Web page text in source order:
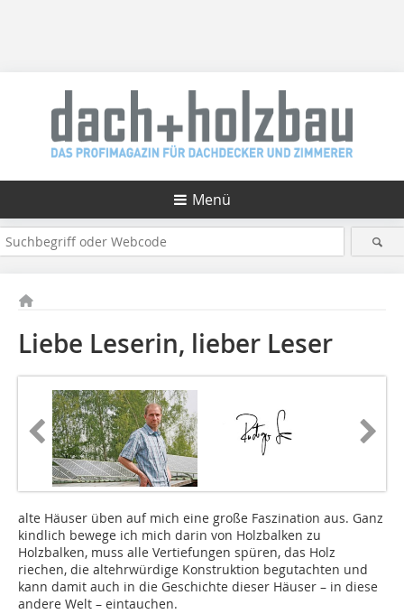
Menü
Liebe Leserin, lieber Leser
alte Häuser üben auf mich eine große Faszination aus. Ganz
kindlich bewege ich mich darin von Holzbalken zu
Holzbalken, muss alle Vertiefungen spüren, das Holz
riechen, die altehrwürdige Konstruktion begutachten und
kann damit auch in die Geschichte dieser Häuser – in diese
andere Welt – eintauchen.